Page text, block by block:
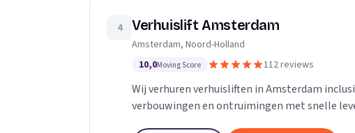
4 Verhuislift Amsterdam
Amsterdam, Noord-Holland
10,0Moving Score 112 reviews
Wij verhuren verhuisliften in Amsterdam
verbouwingen en ontruimingen met snelle